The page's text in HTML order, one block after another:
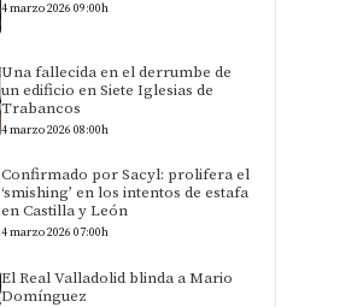
4 marzo 2026 09:00h
Una fallecida en el derrumbe de
un edificio en Siete Iglesias de
Trabancos
4 marzo 2026 08:00h
Confirmado por Sacyl: prolifera el
‘smishing’ en los intentos de estafa
en Castilla y León
4 marzo 2026 07:00h
El Real Valladolid blinda a Mario
Domínguez